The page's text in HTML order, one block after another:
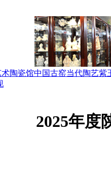
陶瓷馆中国古窑当代陶艺紫
2025年度